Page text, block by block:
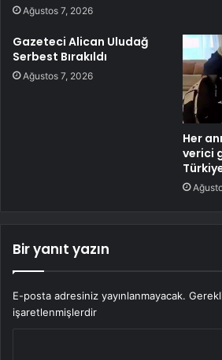
Ağustos 7, 2026
Gazeteci Alican Uludağ
Serbest Bırakıldı
Ağustos 7, 2026
Her
verici
Bir yanıt yazın
E-posta adresiniz yayınlanmayacak.
işaretlenmişlerdir